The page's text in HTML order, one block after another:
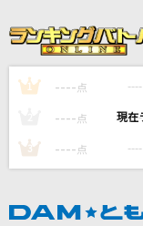
S.O.S
TRUE
ROF-MAO
1 ---- 点 ----
---- 点 ----
3 ---- 点 ----